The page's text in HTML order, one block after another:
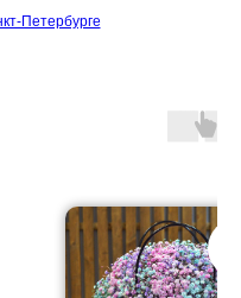
Петербурге